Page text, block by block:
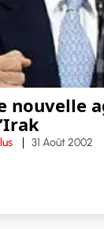
nouvelle
31 Août 2002